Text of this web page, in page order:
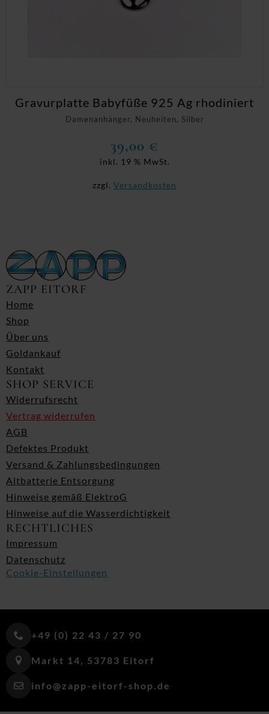
Damenanhänger, Neuheiten, Silber
Gravurplatte Babyfüße 925 Ag rhodiniert
39,00 €
inkl. 19 % MwSt.
zzgl. Versandkosten
ZAPP EITORF
Home
Shop
Über uns
Goldankauf
Kontakt
SHOP SERVICE
Widerrufsrecht
Vertrag widerrufen
AGB
Defektes Produkt
Versand & Zahlungsbedingungen
Altbatterie Entsorgung
Hinweise gemäß ElektroG
Hinweise auf die Wasserdichtigkeit
RECHTLICHES
Impressum
Datenschutz
Cookie-Einstellungen
+49 (0) 22 43 / 27 90
Markt 14, 53783 Eitorf
info@zapp-eitorf-shop.de